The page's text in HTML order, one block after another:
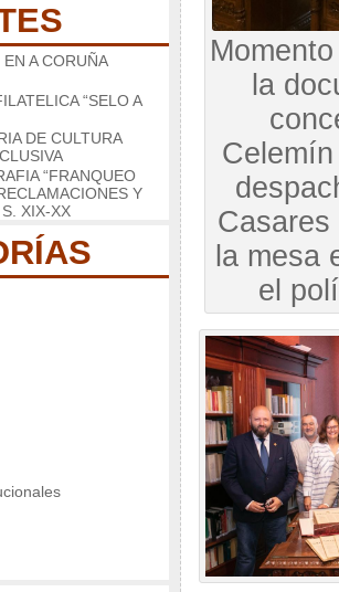
A CORUÑA
“SELO A
DE CULTURA
“FRANQUEO
Y
XIX-XX
la
la mesa
el